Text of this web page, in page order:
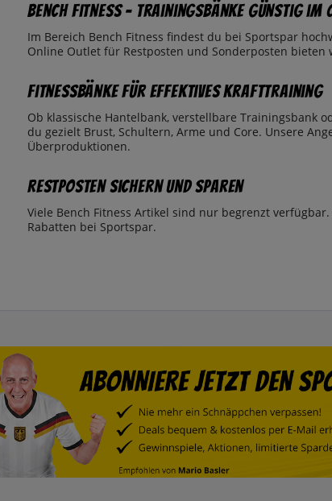
Bench Fitness – Trainingsbänke günstig im
Im Bereich Bench Fitness findest du bei Sportspar
Online Outlet für Restposten und Sonderposten
Fitnessbänke für effektives Krafttraining
Ob klassische Hantelbank, verstellbare Trainingsbank
du gezielt Brust, Schultern, Arme und Core. Unsere
Überproduktionen.
Restposten sichern und sparen
Viele Bench Fitness Artikel sind nur begrenzt
Rabatten bei Sportspar.